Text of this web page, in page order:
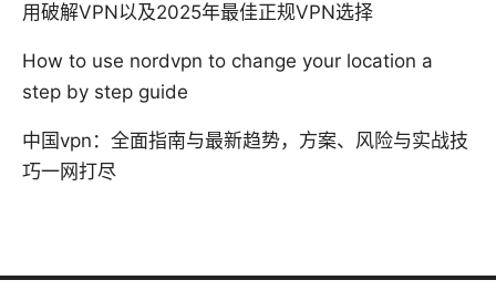
用破解VPN以及2025年最佳正规VPN选择
How to use nordvpn to change your location a
step by step guide
中国vpn：全面指南与最新趋势，方案、风险与实战技
巧一网打尽